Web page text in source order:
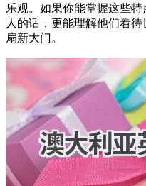
乐观。如果你能掌握这些
人的话，更能理解他们看
扇新大门。